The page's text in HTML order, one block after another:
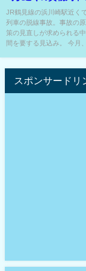
復旧のめど立たず！
JR鶴見線の浜川崎駅近く
列車の脱線事故。事故の
策の見直しが求められる
間を要する見込み。 今月
スポンサードリ